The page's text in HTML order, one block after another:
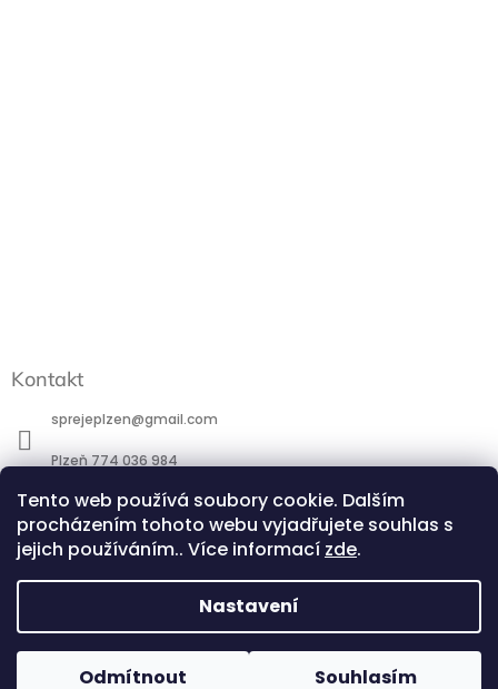
Tento web používá soubory cookie. Dalším
procházením tohoto webu vyjadřujete souhlas s
jejich používáním.. Více informací zde.
Nastavení
Odmítnout Souhlasím
od jednoho odstínu, prosím, ověřte telefonicky. Děkujeme! Již
Kontakt
sprejeplzen@gmail.com
Plzeň 774 036 984
Praha 777 088 184
http://www.facebook.com/profile.php?id=100095266581744
@sprejeplzen.cz
Vytvořil ShoptetCopyright 2026 SprejePlzeň.cz. Všechna práva